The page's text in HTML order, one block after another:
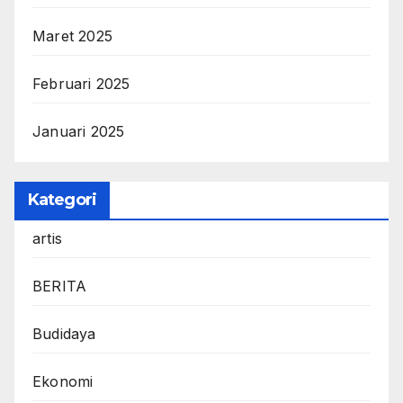
Maret 2025
Februari 2025
Januari 2025
Kategori
artis
BERITA
Budidaya
Ekonomi